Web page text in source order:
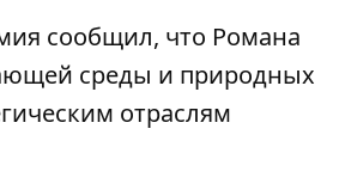
сообщил, что Романа
среды и природных
отраслям